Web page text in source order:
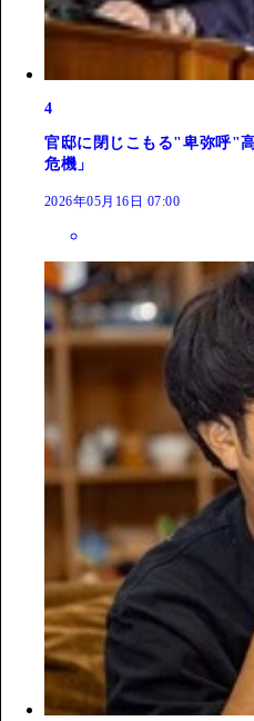
4
官邸に閉じこもる"卑弥呼"
危機」
2026年05月16日 07:00